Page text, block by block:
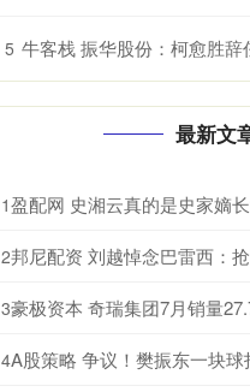
5 牛客栈 振华股份：柯愈胜
最新文
1
2
3豪极资本 奇瑞集团7月销量
4